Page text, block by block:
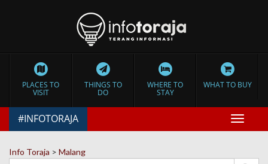
PLACES TO
VISIT
THINGS TO
DO
WHERE TO
STAY
WHAT TO BUY
Toggle
#INFOTORAJA
Info Toraja > Malang